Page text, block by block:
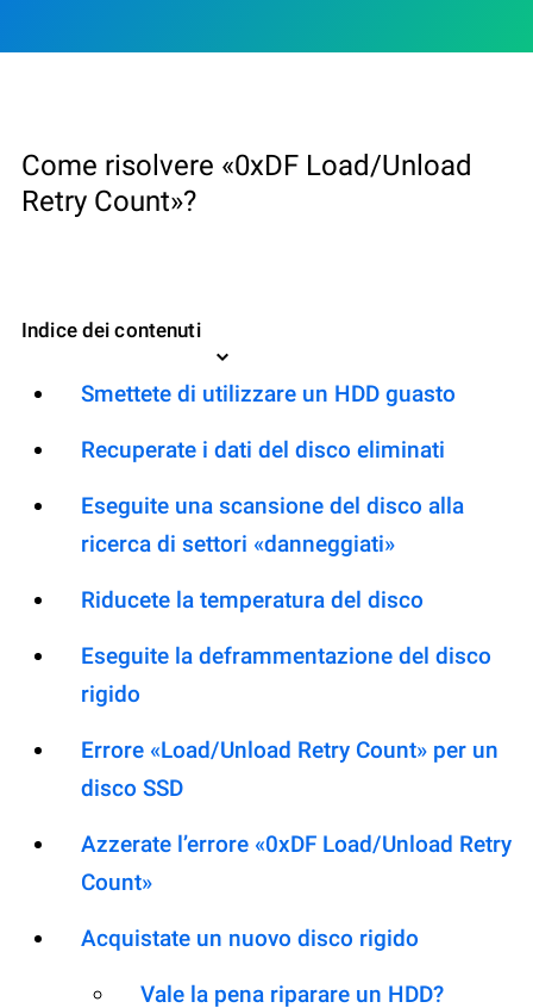
Come risolvere «0xDF Load/Unload
Retry Count»?
Indice dei contenuti
Smettete di utilizzare un HDD guasto
Recuperate i dati del disco eliminati
Eseguite una scansione del disco alla
ricerca di settori «danneggiati»
Riducete la temperatura del disco
Eseguite la deframmentazione del disco
rigido
Errore «Load/Unload Retry Count» per un
disco SSD
Azzerate l’errore «0xDF Load/Unload Retry
Count»
Acquistate un nuovo disco rigido
Vale la pena riparare un HDD?